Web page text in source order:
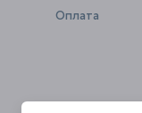
Оплата